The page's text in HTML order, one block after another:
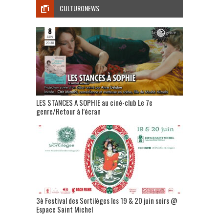
CULTURONEWS
LES STANCES A SOPHIE au ciné-club Le 7e
genre/Retour à l’écran
3è Festival des Sortilèges les 19 & 20 juin soirs @
Espace Saint Michel